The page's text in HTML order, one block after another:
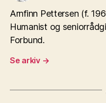
Arnfinn Pettersen (f.
Humanist og
Forbund.
Se arkiv →